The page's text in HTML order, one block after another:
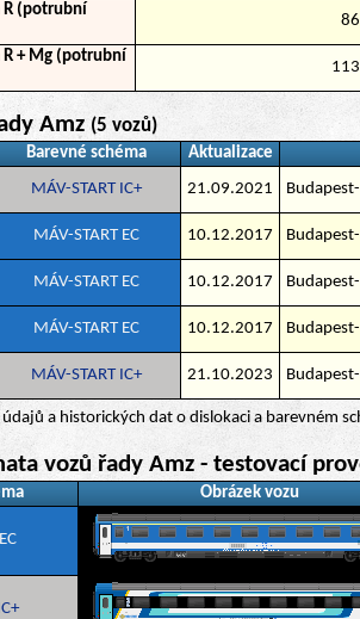
R (potrubní
86
+ Mg (potrubní
113
Amz (5 vozů)
Barevné schéma
Aktualizace
MÁV-START IC+ 21.09.2021
MÁV-START EC 10.12.2017
MÁV-START EC 10.12.2017
MÁV-START EC 10.12.2017
MÁV-START IC+ 21.10.2023
údajů a historických dat o dislokaci a barevném
vozů řady Amz - testovací
Obrázek vozu